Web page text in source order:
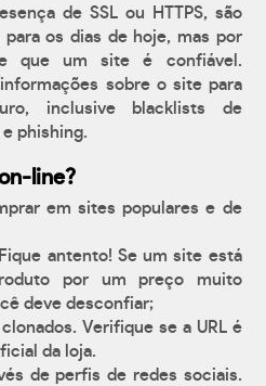
de SSL ou HTTPS, são
os dias de hoje, mas por
que um site é confiável.
sobre o site para
inclusive blacklists de
phishing.
line?
em sites populares e de
antento! Se um site está
por um preço muito
deve desconfiar;
Verifique se a URL é
da loja.
de perfis de redes sociais.